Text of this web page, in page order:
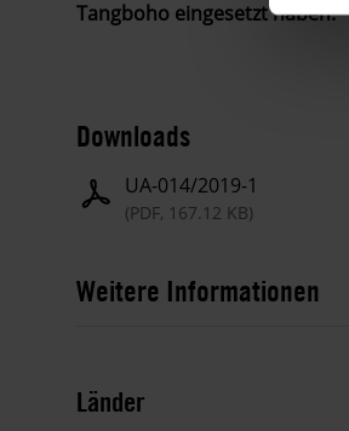
Tangboho eingesetzt haben.
Downloads
UA-014/2019-1
(PDF, 167.12 KB)
Weitere Informationen
Länder